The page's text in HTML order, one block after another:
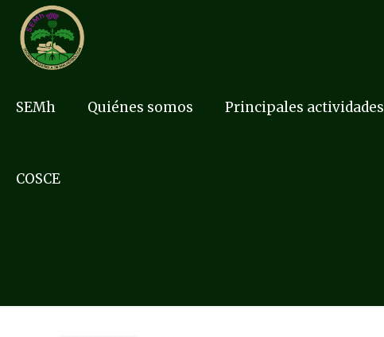
SEMh Quiénes somos Principales actividades
COSCE